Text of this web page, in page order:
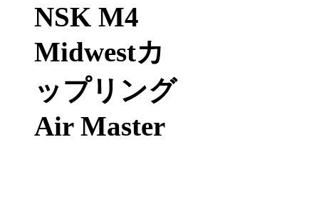
NSK M4
Midwestカ
ップリング
Air Master